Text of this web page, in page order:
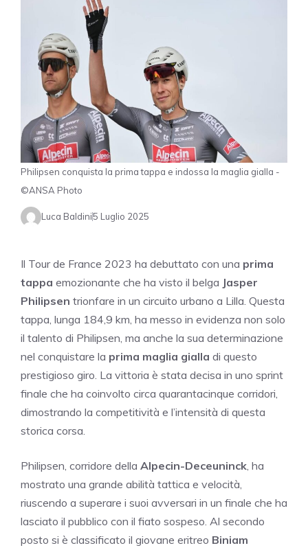
Philipsen conquista la prima tappa e indossa la maglia gialla -
©ANSA Photo
Luca Baldini5 Luglio 2025
Il Tour de France 2023 ha debuttato con una prima
tappa emozionante che ha visto il belga Jasper
Philipsen trionfare in un circuito urbano a Lilla. Questa
tappa, lunga 184,9 km, ha messo in evidenza non solo
il talento di Philipsen, ma anche la sua determinazione
nel conquistare la prima maglia gialla di questo
prestigioso giro. La vittoria è stata decisa in uno sprint
finale che ha coinvolto circa quarantacinque corridori,
dimostrando la competitività e l’intensità di questa
storica corsa.
Philipsen, corridore della Alpecin-Deceuninck , ha
mostrato una grande abilità tattica e velocità,
riuscendo a superare i suoi avversari in un finale che ha
lasciato il pubblico con il fiato sospeso. Al secondo
posto si è classificato il giovane eritreo Biniam